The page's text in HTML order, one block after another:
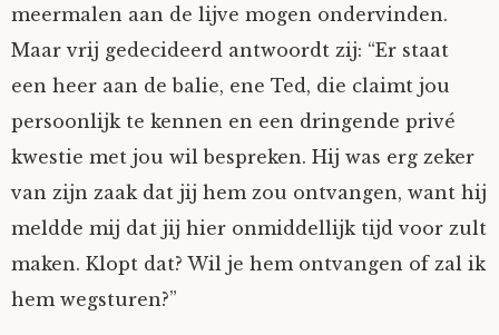
Faith
Fioontje
Gralin
Henricus
Jack
meermalen aan de lijve mogen ondervinden.
Maar vrij gedecideerd antwoordt zij: “Er staat
een heer aan de balie, ene Ted, die claimt jou
persoonlijk te kennen en een dringende privé
kwestie met jou wil bespreken. Hij was erg zeker
van zijn zaak dat jij hem zou ontvangen, want hij
meldde mij dat jij hier onmiddellijk tijd voor zult
maken. Klopt dat? Wil je hem ontvangen of zal ik
hem wegsturen?”